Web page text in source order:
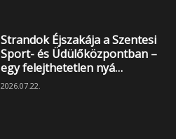
Strandok Éjszakája a Szentesi
Sport- és Üdülőközpontban –
egy felejthetetlen nyá…
2026.07.22.